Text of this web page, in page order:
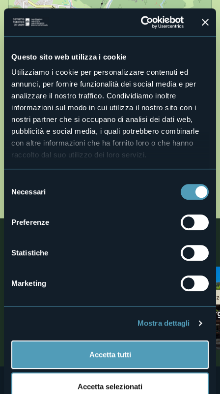
Questo sito web utilizza i cookie
Utilizziamo i cookie per personalizzare contenuti ed
annunci, per fornire funzionalità dei social media e per
analizzare il nostro traffico. Condividiamo inoltre
informazioni sul modo in cui utilizza il nostro sito con i
nostri partner che si occupano di analisi dei dati web,
pubblicità e social media, i quali potrebbero combinarle
con altre informazioni che ha fornito loro o che hanno
raccolto dal suo utilizzo dei loro servizi.
delNecessari
Preferenze
Statistiche
Marketing
Mostra dettagli
Accetta tutti
Accetta selezionati
Apri mappa
o57-macugnaga-lago-delle-fate-mtb.gpx
Descrizione completa
Description en
Description fr
Scoprite luoghi, esperienze e attività nelle vicine località
Borghi
Macugnaga -
d'eccellenza